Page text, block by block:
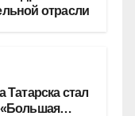
отрасли
Татарска стал
«Большая